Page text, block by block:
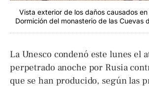
Vista exterior de los daños causados
Dormición del monasterio de las Cuevas
La Unesco condenó este lunes el
perpetrado anoche por Rusia
que se han producido, según las